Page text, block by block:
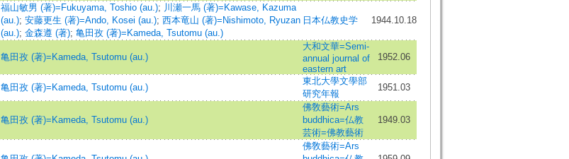
福山敏男 (著)=Fukuyama, Toshio (au.); 川瀬一馬 (著)=Kawase, Kazuma
(au.); 安藤更生 (著)=Ando, Kosei (au.); 西本竜山 (著)=Nishimoto, Ryuzan
(au.); 金森遵 (著); 亀田孜 (著)=Kameda, Tsutomu (au.)
日本仏教史学 1944.10.18
亀田孜 (著)=Kameda, Tsutomu (au.)
大和文華=Semi-
annual journal of
eastern art
1952.06
亀田孜 (著)=Kameda, Tsutomu (au.)
東北大學文學部
研究年報
1951.03
亀田孜 (著)=Kameda, Tsutomu (au.)
佛敎藝術=Ars
buddhica=仏教
芸術=佛教藝術
1949.03
佛敎藝術=Ars